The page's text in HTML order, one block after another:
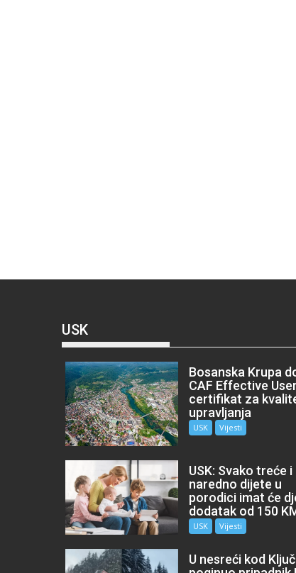
USK
Bosanska Krupa
CAF Effective User
certifikat za
upravljanja
USK Vijesti
USK: Svako treće i
naredno dijete u
porodici imat će
dodatak od 150
USK Vijesti
U nesreći kod